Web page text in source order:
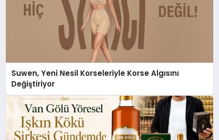
Suwen, Yeni Nesil Korseleriyle Korse Algısını
Değiştiriyor